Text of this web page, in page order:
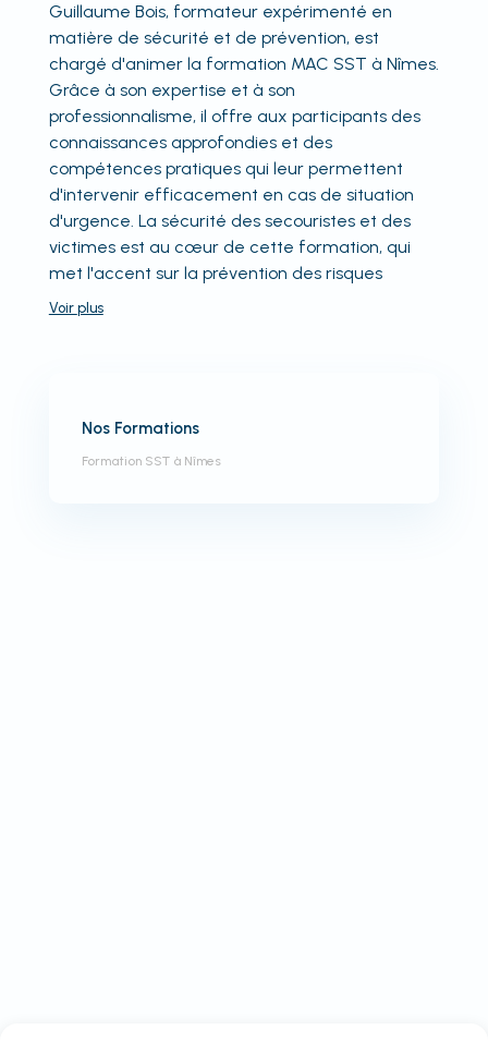
Guillaume Bois, formateur expérimenté en
matière de sécurité et de prévention, est
chargé d'animer la formation MAC SST à Nîmes.
Grâce à son expertise et à son
professionnalisme, il offre aux participants des
connaissances approfondies et des
compétences pratiques qui leur permettent
d'intervenir efficacement en cas de situation
d'urgence. La sécurité des secouristes et des
victimes est au cœur de cette formation, qui
met l'accent sur la prévention des risques
Voir plus
Nos Formations
Formation SST à Nîmes